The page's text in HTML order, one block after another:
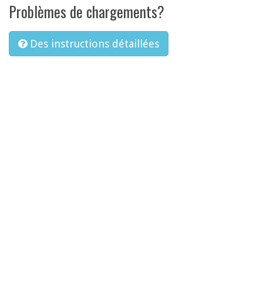
Problèmes de chargements?
Des instructions détaillées